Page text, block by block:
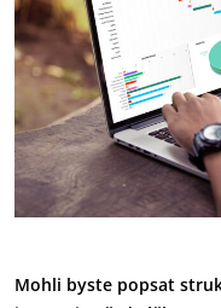
Mohli byste popsat